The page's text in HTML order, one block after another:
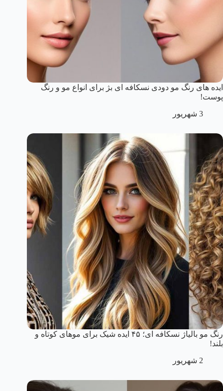
ایده های رنگ مو دودی نسکافه ای بژ برای انواع مو و رنگ
پوست!
3 شهریور
رنگ مو بالیاژ نسکافه ای؛ ۴۵ ایده‌ شیک برای موهای کوتاه و
بلند!
2 شهریور